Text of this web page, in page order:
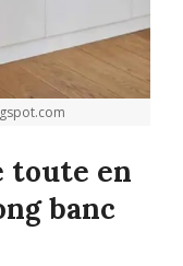
toute en
banc